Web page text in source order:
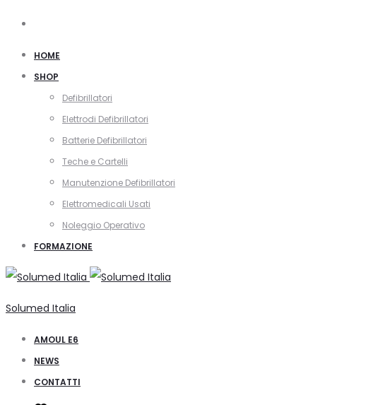
HOME
SHOP
Defibrillatori
Elettrodi Defibrillatori
Batterie Defibrillatori
Teche e Cartelli
Manutenzione Defibrillatori
Elettromedicali Usati
Noleggio Operativo
FORMAZIONE
Solumed Italia
AMOUL E6
NEWS
CONTATTI